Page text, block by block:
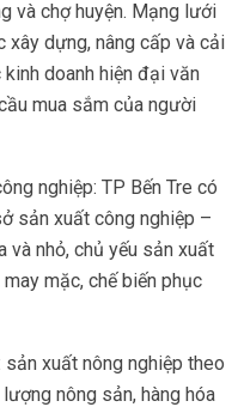
và chợ huyện. Mạng lưới
xây dựng, nâng cấp và cải
doanh hiện đại văn
mua sắm của người
nghiệp: TP Bến Tre có
sản xuất công nghiệp –
và nhỏ, chủ yếu sản xuất
mặc, chế biến phục
xuất nông nghiệp theo
nông sản, hàng hóa